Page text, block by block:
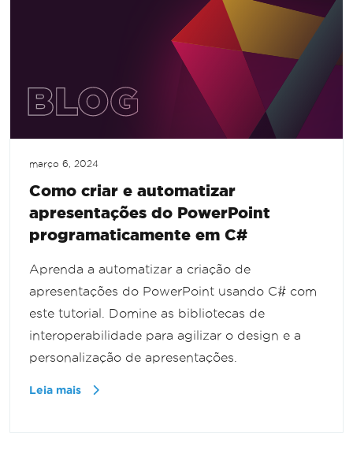
março 6, 2024
Como criar e automatizar
apresentações do PowerPoint
programaticamente em C#
Aprenda a automatizar a criação de
apresentações do PowerPoint usando C# com
este tutorial. Domine as bibliotecas de
interoperabilidade para agilizar o design e a
personalização de apresentações.
Leia mais